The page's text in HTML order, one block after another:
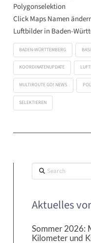
Polygonselektion
Click Maps Namen
Luftbilder in Baden-
BADEN-WÜRTTEMBERG
KOORDINATENUPDATE
MULTIROUTE GO! NEWS
SELEKTIEREN
Search
Aktuelles
Sommer 2026:
Kilometer und